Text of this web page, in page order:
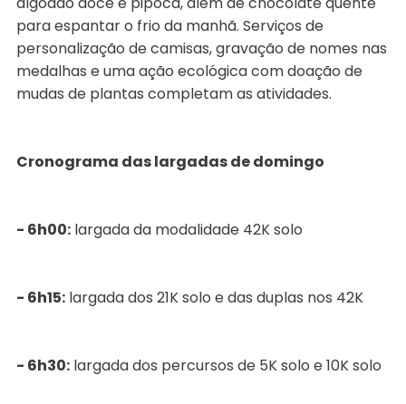
para espantar o frio da manhã. Serviços de
personalização de camisas, gravação de nomes nas
medalhas e uma ação ecológica com doação de
mudas de plantas completam as atividades.
Cronograma das largadas de domingo
- 6h00:largada da modalidade 42K solo
- 6h15:largada dos 21K solo e das duplas nos 42K
- 6h30:largada dos percursos de 5K solo e 10K solo